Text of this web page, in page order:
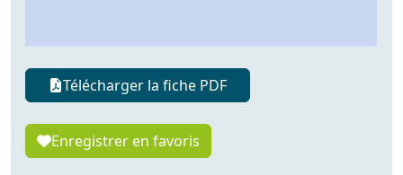
Télécharger la fiche PDF
Enregistrer en favoris